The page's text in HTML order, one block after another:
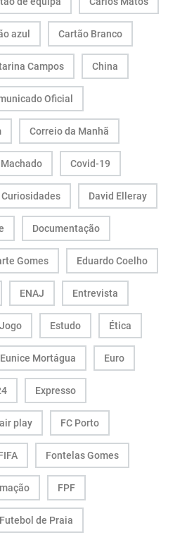
azul Cartão Branco
Campos China
Oficial
Correio da Manhã
Covid-19
Curiosidades David Elleray
Documentação
Gomes Eduardo Coelho
ENAJ Entrevista
Estudo Ética
Eunice Mortágua Euro
Expresso
play FC Porto
Fontelas Gomes
FPF
Futebol de Praia